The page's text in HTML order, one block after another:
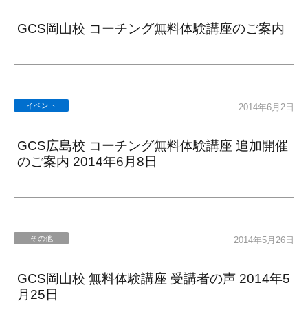
GCS岡山校 コーチング無料体験講座のご案内
イベント 2014年6月2日
GCS広島校 コーチング無料体験講座 追加開催
のご案内 2014年6月8日
その他 2014年5月26日
GCS岡山校 無料体験講座 受講者の声 2014年5
月25日